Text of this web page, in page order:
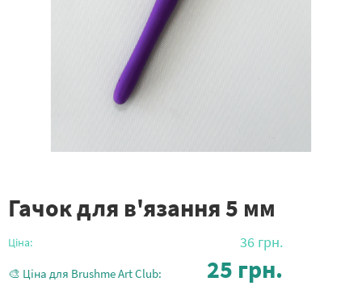
Гачок для в'язання 5 мм
Ціна: 36 грн.
🎨 Ціна для Brushme Art Club: 25 грн.